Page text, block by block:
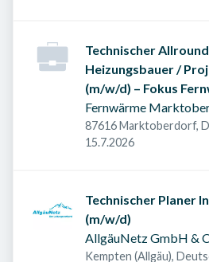
Technischer
Heizungsbauer /
(m/w/d) – Fokus
Option auf
Fernwärme
87616 Marktoberdorf,
Veröffentlicht am
15.7.2026
Technischer Planer
(m/w/d)
AllgäuNetz GmbH &
Kempten (Allgäu),